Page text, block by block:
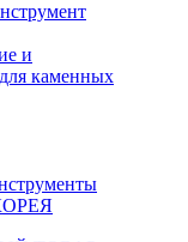
и
каменных